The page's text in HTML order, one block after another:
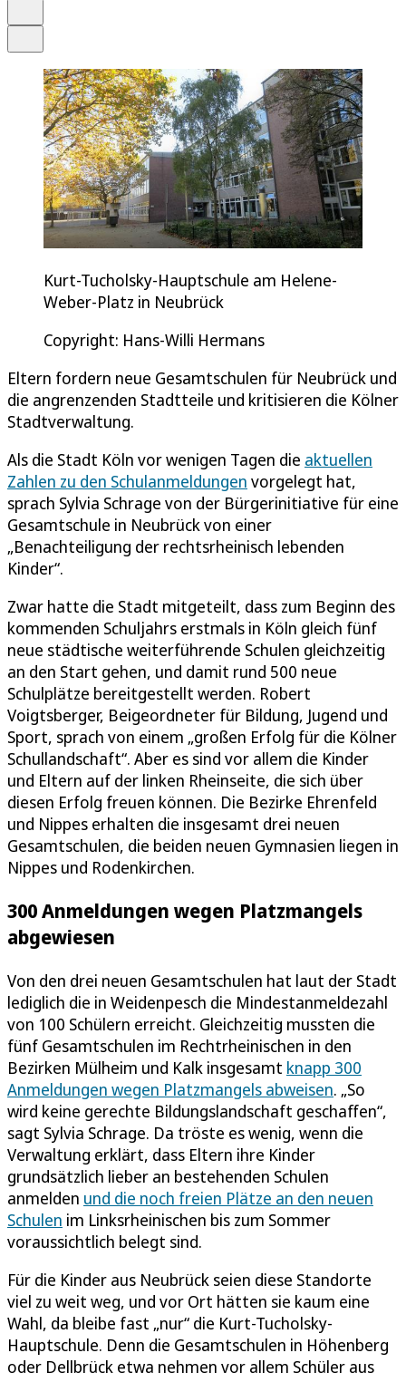
Kurt-Tucholsky-Hauptschule am Helene-
Weber-Platz in Neubrück
Copyright: Hans-Willi Hermans
Eltern fordern neue Gesamtschulen für Neubrück und
die angrenzenden Stadtteile und kritisieren die Kölner
Stadtverwaltung.
Als die Stadt Köln vor wenigen Tagen die aktuellen
Zahlen zu den Schulanmeldungen vorgelegt hat,
sprach Sylvia Schrage von der Bürgerinitiative für eine
Gesamtschule in Neubrück von einer
„Benachteiligung der rechtsrheinisch lebenden
Kinder“.
Zwar hatte die Stadt mitgeteilt, dass zum Beginn des
kommenden Schuljahrs erstmals in Köln gleich fünf
neue städtische weiterführende Schulen gleichzeitig
an den Start gehen, und damit rund 500 neue
Schulplätze bereitgestellt werden. Robert
Voigtsberger, Beigeordneter für Bildung, Jugend und
Sport, sprach von einem „großen Erfolg für die Kölner
Schullandschaft“. Aber es sind vor allem die Kinder
und Eltern auf der linken Rheinseite, die sich über
diesen Erfolg freuen können. Die Bezirke Ehrenfeld
und Nippes erhalten die insgesamt drei neuen
Gesamtschulen, die beiden neuen Gymnasien liegen in
Nippes und Rodenkirchen.
300 Anmeldungen wegen Platzmangels
abgewiesen
Von den drei neuen Gesamtschulen hat laut der Stadt
lediglich die in Weidenpesch die Mindestanmeldezahl
von 100 Schülern erreicht. Gleichzeitig mussten die
fünf Gesamtschulen im Rechtrheinischen in den
Bezirken Mülheim und Kalk insgesamt knapp 300
Anmeldungen wegen Platzmangels abweisen. „So
wird keine gerechte Bildungslandschaft geschaffen“,
sagt Sylvia Schrage. Da tröste es wenig, wenn die
Verwaltung erklärt, dass Eltern ihre Kinder
grundsätzlich lieber an bestehenden Schulen
anmelden und die noch freien Plätze an den neuen
Schulen im Linksrheinischen bis zum Sommer
voraussichtlich belegt sind.
Für die Kinder aus Neubrück seien diese Standorte
viel zu weit weg, und vor Ort hätten sie kaum eine
Wahl, da bleibe fast „nur“ die Kurt-Tucholsky-
Hauptschule. Denn die Gesamtschulen in Höhenberg
oder Dellbrück etwa nehmen vor allem Schüler aus